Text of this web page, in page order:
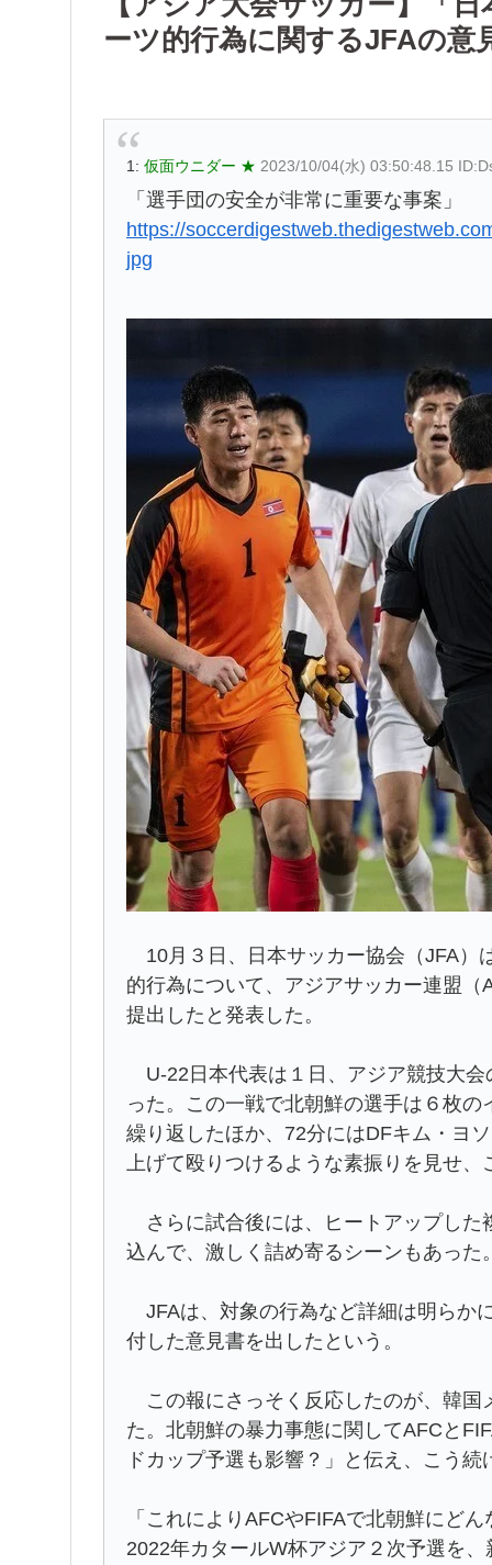
ーツ的行為に関するJFAの意
1: 仮面ウニダー ★ 2023/10/04(水) 03:50:48.15
「選手団の安全が非常に重要な事案」
https://
jpg
10月３日、日本サッカー協会（JFA）
的行為について、アジアサッカー連盟
提出したと発表した。
U-22日本代表は１日、アジア競技大
った。この一戦で北朝鮮の選手は６枚
繰り返したほか、72分にはDFキム・ヨ
上げて殴りつけるような素振りを見せ
さらに試合後には、ヒートアップした
込んで、激しく詰め寄るシーンもあった
JFAは、対象の行為など詳細は明らか
付した意見書を出したという。
この報にさっそく反応したのが、韓国
た。北朝鮮の暴力事態に関してAFCと
ドカップ予選も影響？」と伝え、こう続
「これによりAFCやFIFAで北朝鮮にど
2022年カタールW杯アジア２次予選を